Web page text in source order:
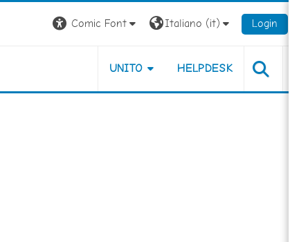
Comic Font Italiano ‎(it)‎ Login
UNITO HELPDESK